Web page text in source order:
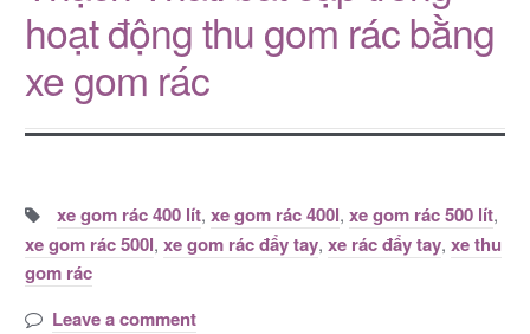
hoạt động thu gom rác bằng
xe gom rác
Tags:
xe gom rác 400 lít, xe gom rác 400l, xe gom rác 500 lít,
xe gom rác 500l, xe gom rác đẩy tay, xe rác đẩy tay, xe thu
gom rác
Leave a comment